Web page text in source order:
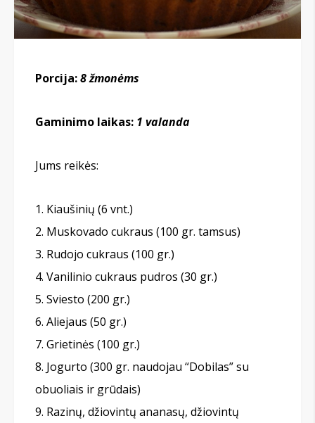
Porcija:8 žmonėms
Gaminimo laikas: 1 valanda
Jums reikės:
Kiaušinių (6 vnt.)
Muskovado cukraus (100 gr. tamsus)
Rudojo cukraus (100 gr.)
Vanilinio cukraus pudros (30 gr.)
Sviesto (200 gr.)
Aliejaus (50 gr.)
Grietinės (100 gr.)
Jogurto (300 gr. naudojau “Dobilas” su
obuoliais ir grūdais)
Razinų, džiovintų ananasų, džiovintų